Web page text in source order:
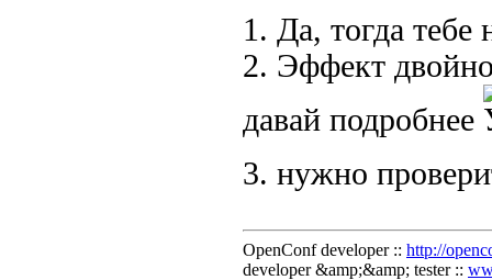
1. Да, тогда
2. Эффект
давай подробнее
3. нужно
OpenConf developer :: http://
developer &amp;&amp; tester ::